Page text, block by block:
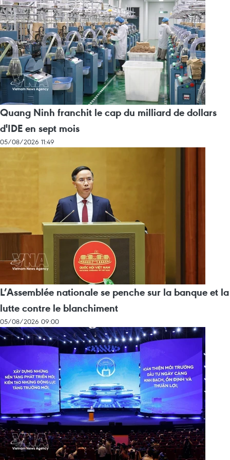
Quang Ninh franchit le cap du milliard de dollars
d'IDE en sept mois
05/08/2026 11:49
L’Assemblée nationale se penche sur la banque et la
lutte contre le blanchiment
05/08/2026 09:00